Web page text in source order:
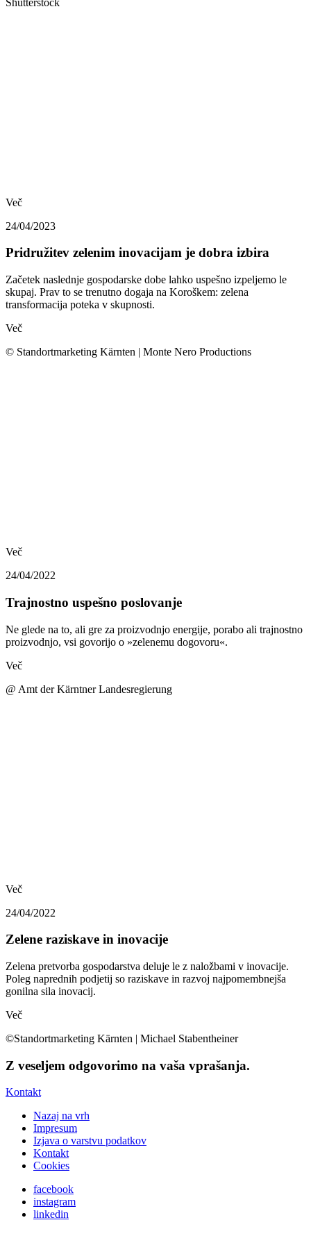
Več
24/04/2023
Pridružitev zelenim inovacijam je dobra izbira
Začetek naslednje gospodarske dobe lahko uspešno izpeljemo le
skupaj. Prav to se trenutno dogaja na Koroškem: zelena
transformacija poteka v skupnosti.
Več
© Standortmarketing Kärnten | Monte Nero Productions
Več
24/04/2022
Trajnostno uspešno poslovanje
Ne glede na to, ali gre za proizvodnjo energije, porabo ali trajnostno
proizvodnjo, vsi govorijo o »zelenemu dogovoru«.
Več
@ Amt der Kärntner Landesregierung
Več
24/04/2022
Zelene raziskave in inovacije
Zelena pretvorba gospodarstva deluje le z naložbami v inovacije.
Poleg naprednih podjetij so raziskave in razvoj najpomembnejša
gonilna sila inovacij.
Več
©Standortmarketing Kärnten | Michael Stabentheiner
Z veseljem odgovorimo na vaša vprašanja.
Kontakt
Nazaj na vrh
Impresum
Izjava o varstvu podatkov
Kontakt
Cookies
facebook
instagram
linkedin